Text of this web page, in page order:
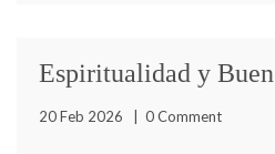
espacio, después de un tiempo
Espiritualidad y
20 Feb 2026 0 Comment